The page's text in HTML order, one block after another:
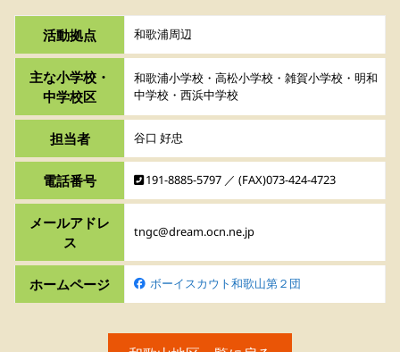
活動拠点 和歌浦周辺
主な小学校・
中学校区
和歌浦小学校・高松小学校・雑賀小学校・明和
中学校・西浜中学校
担当者 谷口 好忠
電話番号 191-8885-5797 ／ (FAX)073-424-4723
メールアドレ
ス
tngc@dream.ocn.ne.jp
ホームページ ボーイスカウト和歌山第２団